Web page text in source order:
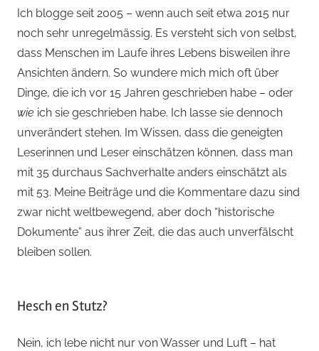
Ich blogge seit 2005 – wenn auch seit etwa 2015 nur
noch sehr unregelmässig. Es versteht sich von selbst,
dass Menschen im Laufe ihres Lebens bisweilen ihre
Ansichten ändern. So wundere mich mich oft über
Dinge, die ich vor 15 Jahren geschrieben habe – oder
wie ich sie geschrieben habe. Ich lasse sie dennoch
unverändert stehen. Im Wissen, dass die geneigten
Leserinnen und Leser einschätzen können, dass man
mit 35 durchaus Sachverhalte anders einschätzt als
mit 53. Meine Beiträge und die Kommentare dazu sind
zwar nicht weltbewegend, aber doch “historische
Dokumente” aus ihrer Zeit, die das auch unverfälscht
bleiben sollen.
Hesch en Stutz?
Nein, ich lebe nicht nur von Wasser und Luft – hat